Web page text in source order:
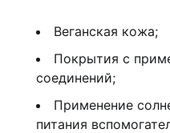
Веганская кожа;
Покрытия с
соединений;
Применение
питания